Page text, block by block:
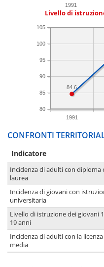
1991
Livello di
1991
80
85
90
95
100
105
84.6
CONFRONTI
Indicatore
Incidenza di adulti con diploma
laurea
Incidenza di giovani con
universitaria
Livello di istruzione dei giovani
19 anni
Incidenza di adulti con la licenza
media